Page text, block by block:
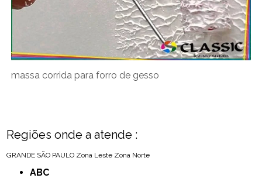
massa corrida para forro de gesso
Regiões onde a atende :
GRANDE SÃO PAULO Zona Leste Zona Norte
ABC